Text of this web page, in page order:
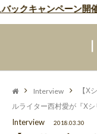
キャンペーン開催中
Interview
【X
ルライター西村愛が『X
Interview 2018.03.30